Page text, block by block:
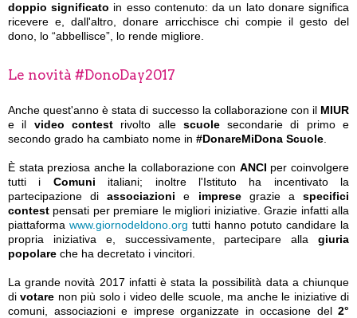
doppio significato in esso contenuto: da un lato donare significa
ricevere e, dall'altro, donare arricchisce chi compie il gesto del
dono, lo “abbellisce”, lo rende migliore.
Le novità #DonoDay2017
Anche quest'anno è stata di successo la collaborazione con il MIUR
e il video contestrivolto alle scuolesecondarie di primo e
secondo grado ha cambiato nome in #DonareMiDona Scuole
È stata preziosa anche la collaborazione con ANCI per coinvolgere
tutti i Comuni italiani; inoltre l'Istituto ha incentivato la
partecipazione diassociazioni e impresegrazie aspecifici
contest pensati per premiare le migliori iniziative. Grazie infatti alla
piattaforma www.giornodeldono.org tutti hanno potuto candidare la
propria iniziativa e, successivamente, partecipare alla giuria
popolare che ha decretato i vincitori.
La grande novità 2017 infatti è stata la possibilità data a chiunque
divotare non più solo i video delle scuole, ma anche le iniziative di
comuni, associazioni e imprese organizzate in occasione del 2°